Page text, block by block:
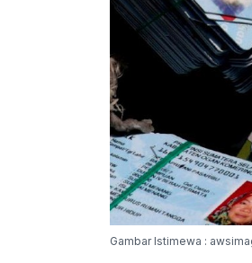
Gambar Istimewa :